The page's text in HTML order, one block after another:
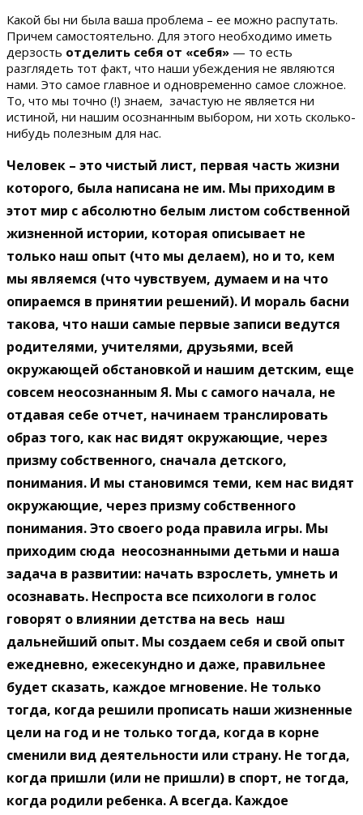
Какой бы ни была ваша проблема – ее можно распутать.
Причем самостоятельно. Для этого необходимо иметь
дерзость отделить себя от «себя» — то есть
разглядеть тот факт, что наши убеждения не являются
нами. Это самое главное и одновременно самое сложное.
То, что мы точно (!) знаем, зачастую не является ни
истиной, ни нашим осознанным выбором, ни хоть сколько-
нибудь полезным для нас.
Человек – это чистый лист, первая часть жизни
которого, была написана не им. Мы приходим в
этот мир с абсолютно белым листом собственной
жизненной истории, которая описывает не
только наш опыт (что мы делаем), но и то, кем
мы являемся (что чувствуем, думаем и на что
опираемся в принятии решений). И мораль басни
такова, что наши самые первые записи ведутся
родителями, учителями, друзьями, всей
окружающей обстановкой и нашим детским, еще
совсем неосознанным Я. Мы с самого начала, не
отдавая себе отчет, начинаем транслировать
образ того, как нас видят окружающие, через
призму собственного, сначала детского,
понимания. И мы становимся теми, кем нас видят
окружающие, через призму собственного
понимания. Это своего рода правила игры. Мы
приходим сюда неосознанными детьми и наша
задача в развитии: начать взрослеть, умнеть и
осознавать. Неспроста все психологи в голос
говорят о влиянии детства на весь наш
дальнейший опыт. Мы создаем себя и свой опыт
ежедневно, ежесекундно и даже, правильнее
будет сказать, каждое мгновение. Не только
тогда, когда решили прописать наши жизненные
цели на год и не только тогда, когда в корне
сменили вид деятельности или страну. Не тогда,
когда пришли (или не пришли) в спорт, не тогда,
когда родили ребенка. А всегда. Каждое